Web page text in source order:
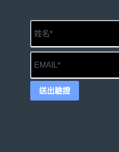
送出驗證